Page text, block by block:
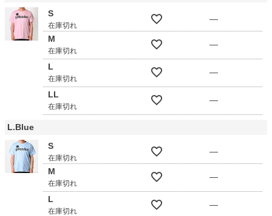
S
在庫切れ
—
M
在庫切れ
—
L
在庫切れ
—
LL
在庫切れ
—
L.Blue
S
在庫切れ
—
M
在庫切れ
—
L
在庫切れ
—